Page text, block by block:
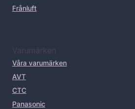
Frånluft
Varumärken
Våra varumärken
AVT
CTC
Panasonic